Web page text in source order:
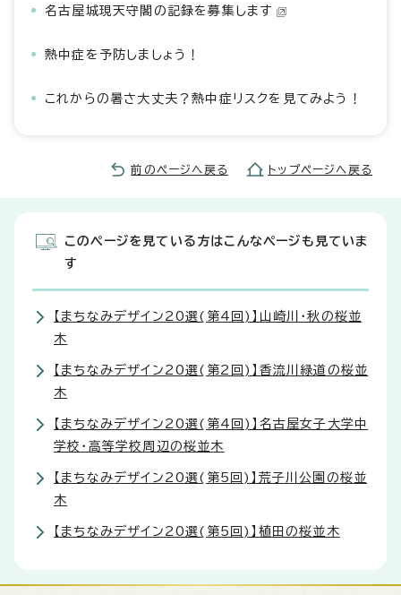
名古屋城現天守閣の記録を募集します
熱中症を予防しましょう！
これからの暑さ大丈夫？熱中症リスクを見てみよう！
前のページへ戻る トップページへ戻る
このページを見ている方はこんなページも見ていま
す
【まちなみデザイン20選(第4回)】山崎川・秋の桜並
木
【まちなみデザイン20選(第2回)】香流川緑道の桜並
木
【まちなみデザイン20選(第4回)】名古屋女子大学中
学校・高等学校周辺の桜並木
【まちなみデザイン20選(第5回)】荒子川公園の桜並
木
【まちなみデザイン20選(第5回)】植田の桜並木